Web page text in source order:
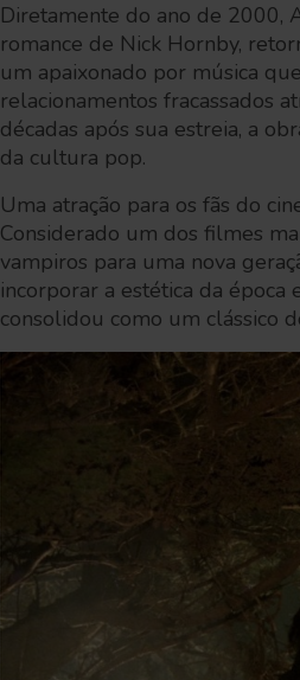
Diretamente do ano de 2000,
romance de Nick Hornby,
um apaixonado por música
relacionamentos fracassados
décadas após sua estreia, a
da cultura pop.
Uma atração para os fãs do
Considerado um dos filmes
vampiros para uma nova
incorporar a estética da época
consolidou como um clássico